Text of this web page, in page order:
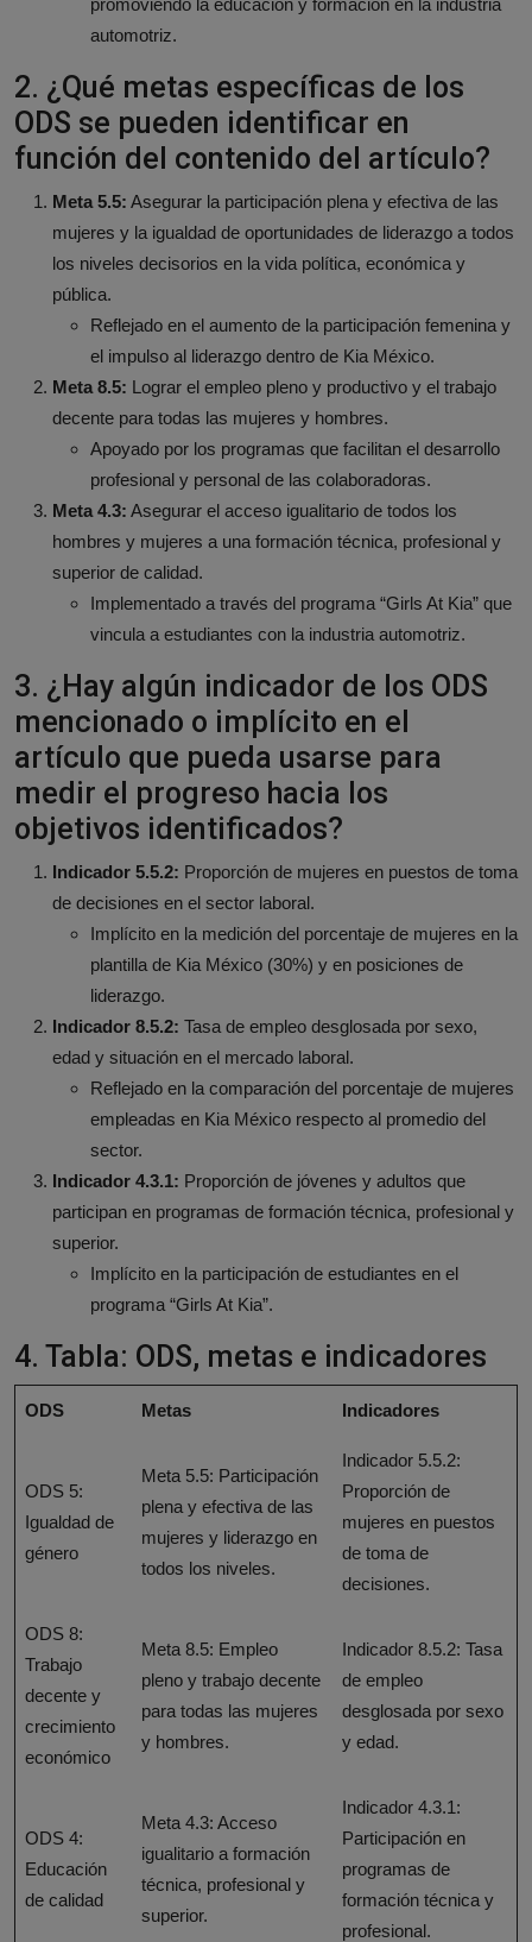
automotriz.
2. ¿Qué metas específicas de los
ODS se pueden identificar en
función del contenido del artículo?
Meta 5.5: Asegurar la participación plena y efectiva de las
mujeres y la igualdad de oportunidades de liderazgo a todos
los niveles decisorios en la vida política, económica y
pública.
Reflejado en el aumento de la participación femenina y
el impulso al liderazgo dentro de Kia México.
Meta 8.5: Lograr el empleo pleno y productivo y el trabajo
decente para todas las mujeres y hombres.
Apoyado por los programas que facilitan el desarrollo
profesional y personal de las colaboradoras.
Meta 4.3: Asegurar el acceso igualitario de todos los
hombres y mujeres a una formación técnica, profesional y
superior de calidad.
Implementado a través del programa “Girls At Kia” que
vincula a estudiantes con la industria automotriz.
3. ¿Hay algún indicador de los ODS
mencionado o implícito en el
artículo que pueda usarse para
medir el progreso hacia los
objetivos identificados?
Indicador 5.5.2: Proporción de mujeres en puestos de toma
de decisiones en el sector laboral.
Implícito en la medición del porcentaje de mujeres en la
plantilla de Kia México (30%) y en posiciones de
liderazgo.
Indicador 8.5.2: Tasa de empleo desglosada por sexo,
edad y situación en el mercado laboral.
Reflejado en la comparación del porcentaje de mujeres
empleadas en Kia México respecto al promedio del
sector.
Indicador 4.3.1: Proporción de jóvenes y adultos que
participan en programas de formación técnica, profesional y
superior.
Implícito en la participación de estudiantes en el
programa “Girls At Kia”.
4. Tabla: ODS, metas e indicadores
ODS Metas Indicadores
ODS 5:
Igualdad de
género
Meta 5.5: Participación
plena y efectiva de las
mujeres y liderazgo en
todos los niveles.
Indicador 5.5.2:
Proporción de
mujeres en puestos
de toma de
decisiones.
ODS 8:
Trabajo
decente y
crecimiento
económico
Meta 8.5: Empleo
pleno y trabajo decente
para todas las mujeres
y hombres.
Indicador 8.5.2: Tasa
de empleo
desglosada por sexo
y edad.
ODS 4:
Educación
de calidad
Meta 4.3: Acceso
igualitario a formación
técnica, profesional y
superior.
Indicador 4.3.1:
Participación en
programas de
formación técnica y
profesional.